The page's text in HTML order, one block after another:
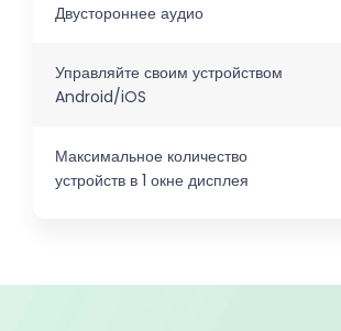
Двустороннее аудио
Управляйте своим устройством
Android/iOS
Максимальное количество
устройств в 1 окне дисплея